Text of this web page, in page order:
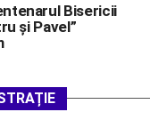
Bisericii
și Pavel”